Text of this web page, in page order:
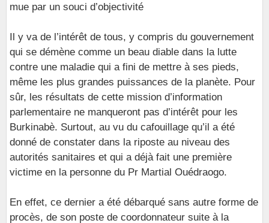
mue par un souci d’objectivité
Il y va de l’intérêt de tous, y compris du gouvernement
qui se démène comme un beau diable dans la lutte
contre une maladie qui a fini de mettre à ses pieds,
même les plus grandes puissances de la planète. Pour
sûr, les résultats de cette mission d’information
parlementaire ne manqueront pas d’intérêt pour les
Burkinabè. Surtout, au vu du cafouillage qu’il a été
donné de constater dans la riposte au niveau des
autorités sanitaires et qui a déjà fait une première
victime en la personne du Pr Martial Ouédraogo.
En effet, ce dernier a été débarqué sans autre forme de
procès, de son poste de coordonnateur suite à la